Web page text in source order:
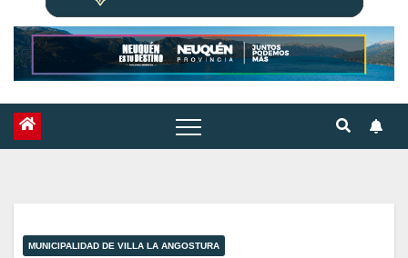
MUNICIPALIDAD DE VILLA LA ANGOSTURA